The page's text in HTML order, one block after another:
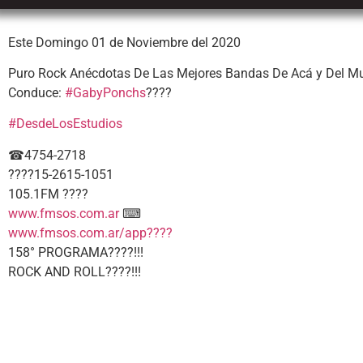
Este Domingo 01 de Noviembre del 2020
Puro Rock Anécdotas De Las Mejores Bandas De Acá y Del
Conduce: #GabyPonchs????
#DesdeLosEstudios
☎4754-2718
????15-2615-1051
105.1FM ????
www.fmsos.com.ar⌨
www.fmsos.com.ar/app????
158° PROGRAMA????!!!
ROCK AND ROLL????!!!